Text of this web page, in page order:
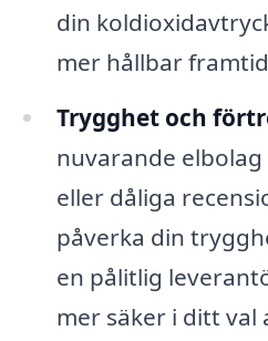
din
mer hållbar
Trygghet och
nuvarande
eller dåliga
påverka din
en pålitlig
mer säker i ditt val